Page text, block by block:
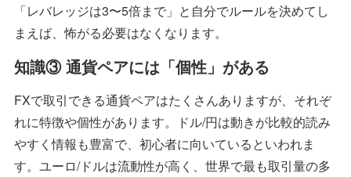
「レバレッジは3〜5倍まで」と自分でルールを決めてし
まえば、怖がる必要はなくなります。
知識③ 通貨ペアには「個性」がある
FXで取引できる通貨ペアはたくさんありますが、それぞ
れに特徴や個性があります。ドル/円は動きが比較的読み
やすく情報も豊富で、初心者に向いているといわれま
す。ユーロ/ドルは流動性が高く、世界で最も取引量の多